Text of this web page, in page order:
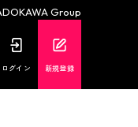
Group
ログイン 新規登録